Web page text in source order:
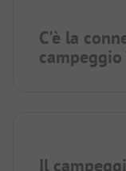
C'è la
Il